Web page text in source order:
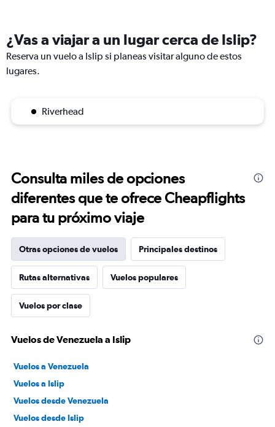
¿Vas a viajar a un lugar cerca de Islip?
Reserva un vuelo a Islip si planeas visitar alguno de estos
lugares.
Riverhead
Consulta miles de opciones
diferentes que te ofrece Cheapflights
para tu próximo viaje
Otras opciones de vuelos Principales destinos
Rutas alternativas Vuelos populares
Vuelos por clase
Vuelos de Venezuela a Islip
Vuelos a Venezuela
Vuelos a Islip
Vuelos desde Venezuela
Vuelos desde Islip